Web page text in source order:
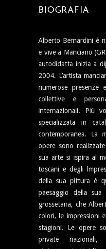
BIOGRAFIA
Alberto Bernardini è
e vive a Manciano
autodidatta inizia a
2004. L’artista
numerose presenze
collettive e
internazionali. Più
specializzata in
contemporanea. La
opere sono
sua arte si ispira al
toscani e degli
della sua pittura è
paesaggio della sua
grossetana, che
colori, le impressioni
stagioni. Le opere
private